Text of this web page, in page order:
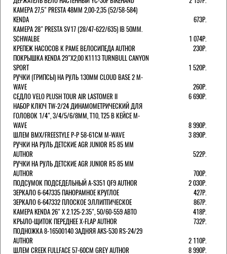
КАМЕРА 27,5" PRESTA 48ММ 2,00-2,35 (52/58-584)
KENDA
673Р.
КАМЕРА 28" PRESTA SV17 (28/47-622/635) IB 50MM.
SCHWALBE
1 074Р.
КРЕПЕЖ НАСОСОВ К РАМЕ ВЕЛОСИПЕДА AUTHOR
230Р.
ПОКРЫШКА KENDA 29"Х2,00 K1113 TURNBULL CANYON
SPORT
1 520Р.
РУЧКИ (ГРИПСЫ) НА РУЛЬ 130ММ CLOUD BASE 2 M-
WAVE
260Р.
СЕДЛО VELO PLUSH TOUR AIR LASTOMER II
6 690Р.
НАБОР КЛЮЧ TW-2/24 ДИНАМОМЕТРИЧЕСКИЙ ДЛЯ
ГОЛОВОК 1/4", 3/4/5/6/8ММ, T10, T25 В КЕЙСЕ M-
WAVE
8 990Р.
ШЛЕМ ВМХ/FREESTYLE Р-Р 58-61СМ M-WAVE
3 890Р.
РУЧКИ НА РУЛЬ ДЕТСКИЕ AGR JUNIOR R5 85 ММ
AUTHOR
522Р.
РУЧКИ НА РУЛЬ ДЕТСКИЕ AGR JUNIOR R5 85 ММ
AUTHOR
700Р.
ПОДСУМОК ПОДСЕДЕЛЬНЫЙ A-S351 QF9 AUTHOR
2 030Р.
ЗЕРКАЛО 6-647335 ПАНОРАМНОЕ КРУГЛОЕ
427Р.
ЗЕРКАЛО 6-647332 ПЛОСКОЕ ЭЛЛИПТИЧЕСКОЕ
867Р.
КАМЕРА KENDA 26" Х 2.125-2.35", 50/60-559 АВТО
418Р.
КРЫЛО-ЩИТОК ПЕРЕДНЕЕ X-FLAP AUTHOR
732Р.
ПОДНОЖКА 8-16500140 ЗАДНЯЯ AKS-530 RS-24/29
AUTHOR
2 110Р.
ШЛЕМ CREEK FULLFACE 57-60СМ GREY AUTHOR
8 990Р.